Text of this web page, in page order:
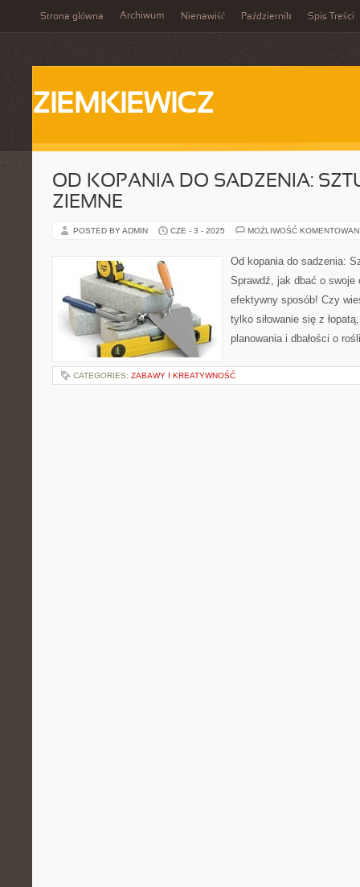
Strona główna Archiwum Nienawiść Październik Spis Treści
ZIEMKIEWICZ
OD KOPANIA DO SADZENIA:
ZIEMNE
POSTED BY ADMIN CZE - 3 - 2025 MOŻLIWOŚĆ
Od kopania do sadzenia:
Sprawdź, jak dbać o swoje
efektywny sposób! Czy
tylko siłowanie się z
planowania i dbałości o
CATEGORIES: ZABAWY I KREATYWNOŚĆ